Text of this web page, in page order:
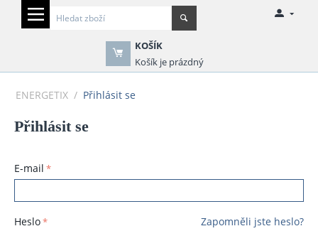
KOŠÍK
Košík je prázdný
ENERGETIX / Přihlásit se
Přihlásit se
E-mail
Heslo Zapomněli jste heslo?